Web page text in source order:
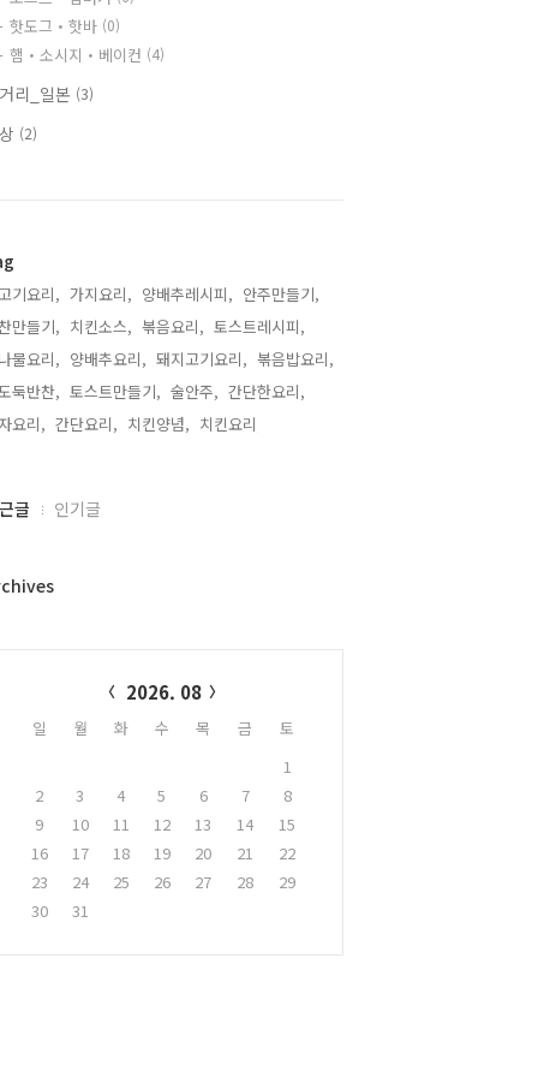
핫도그・핫바 (0)
햄・소시지・베이컨 (4)
리_일본 (3)
(2)
기요리, 가지요리, 양배추레시피, 안주만들기,
만들기, 치킨소스, 볶음요리, 토스트레시피,
물요리, 양배추요리, 돼지고기요리, 볶음밥요리,
둑반찬, 토스트만들기, 술안주, 간단한요리,
요리, 간단요리, 치킨양념, 치킨요리,
글 인기글
2026. 08
일 월 화 수 목 금
토
1
2
3 4 5 6 7
8
9
10 11 12 13 14
15
16
17 18 19 20 21
22
23
24 25 26 27 28
29
30
31